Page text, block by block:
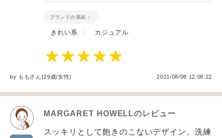
ブランドの系統：
きれい系 カジュアル
by ももさん(29歳/女性) 2021/08/08 12:08:22
MARGARET HOWELLのレビュー
スッキリとして飽きのこないデザイン。洗練